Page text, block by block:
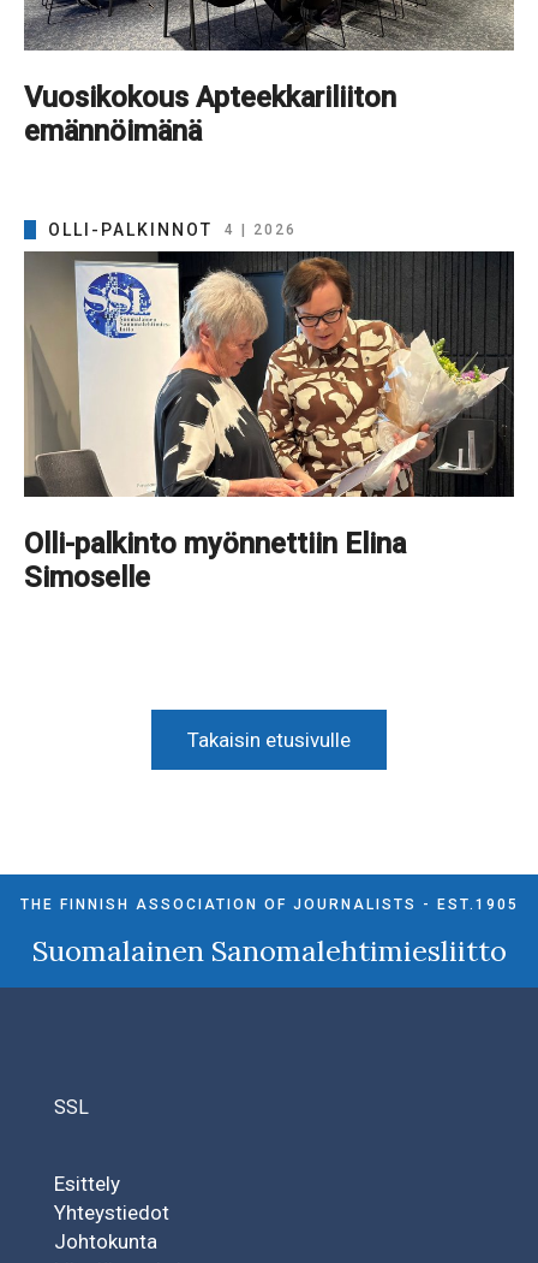
Vuosikokous Apteekkariliiton
emännöimänä
OLLI-PALKINNOT 4 | 2026
Olli-palkinto myönnettiin Elina
Simoselle
Takaisin etusivulle
THE FINNISH ASSOCIATION OF JOURNALISTS - EST.1905
Suomalainen Sanomalehtimiesliitto
SSL
Esittely
Yhteystiedot
Johtokunta